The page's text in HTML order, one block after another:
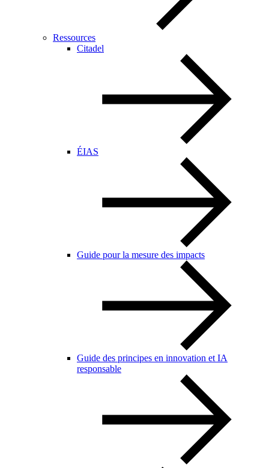
Ressources
Citadel
ÉIAS
Guide pour la mesure des impacts
Guide des principes en innovation et IA
responsable